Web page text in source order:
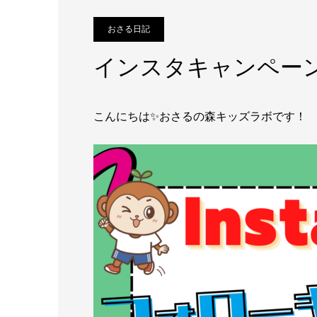
おさる日記
インスタキャンペー
こんにちは✨おさるの森キッズラボです！